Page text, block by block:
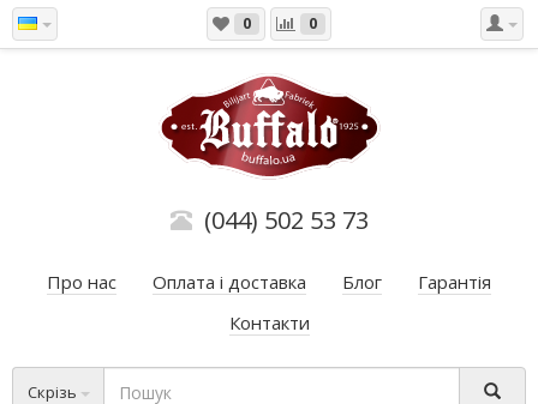
0 0
(044) 502 53 73
Про нас Оплата і доставка Блог
Гарантія
Контакти
Скрізь